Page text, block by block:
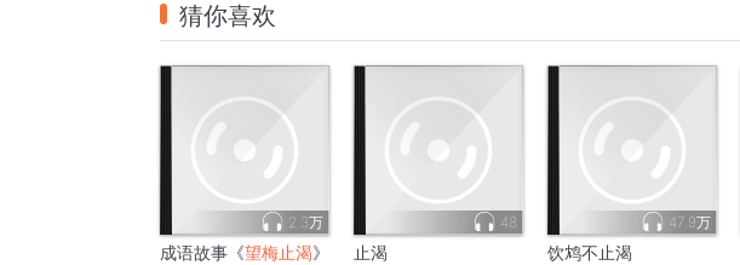
猜你喜欢
2.3万
成语故事《望梅止渴》
48
止渴
47.9万
饮鸩不止渴